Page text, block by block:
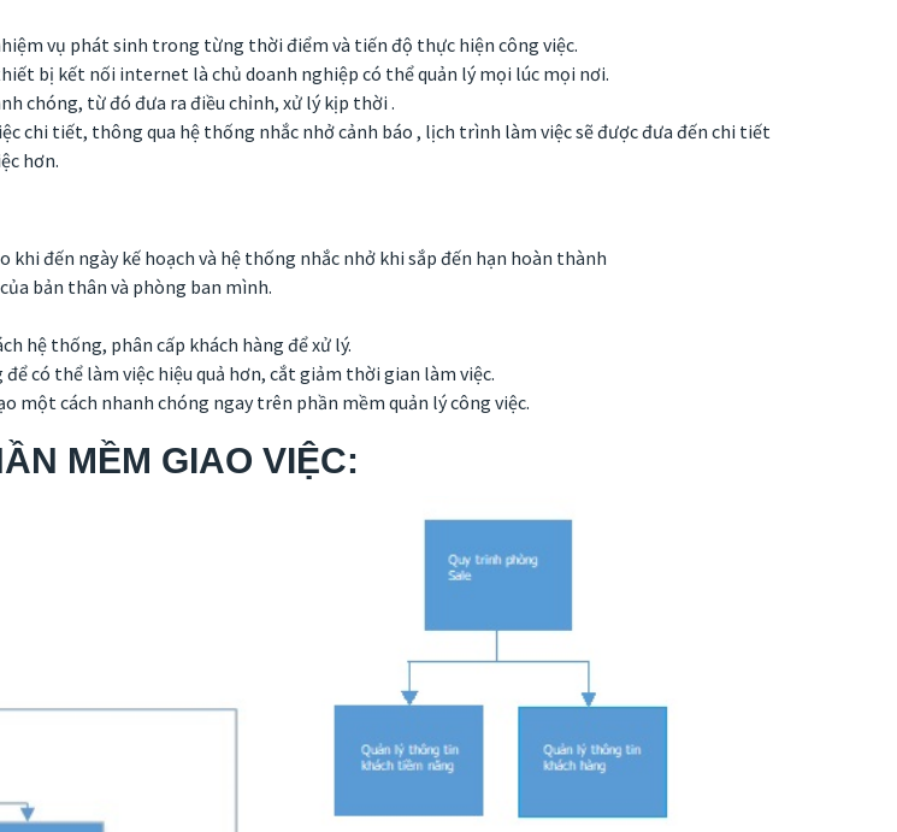
vụ phát sinh trong từng thời điểm và tiến độ thực hiện công việc.
bị kết nối internet là chủ doanh nghiệp có thể quản lý mọi lúc mọi nơi.
chóng, từ đó đưa ra điều chỉnh, xử lý kịp thời .
chi tiết, thông qua hệ thống nhắc nhở cảnh báo , lịch trình làm việc sẽ được đưa đến chi tiết
hơn.
đến ngày kế hoạch và hệ thống nhắc nhở khi sắp đến hạn hoàn thành
bản thân và phòng ban mình.
hệ thống, phân cấp khách hàng để xử lý.
có thể làm việc hiệu quả hơn, cắt giảm thời gian làm việc.
một cách nhanh chóng ngay trên phần mềm quản lý công việc.
MỀM GIAO VIỆC: